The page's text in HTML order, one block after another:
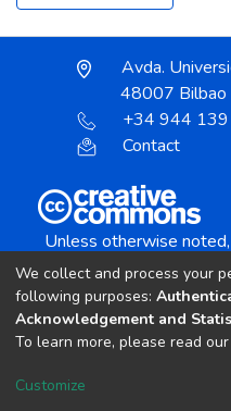
Avda.
48007 Bilbao
+34 944
Contact
Unless otherwise
Creative
We collect and process your
following purposes:
Acknowledgement and
To learn more, please read our
Customize